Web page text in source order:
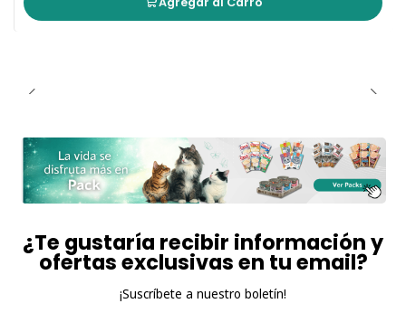
¿Te gustaría recibir información y
ofertas exclusivas en tu email?
¡Suscríbete a nuestro boletín!